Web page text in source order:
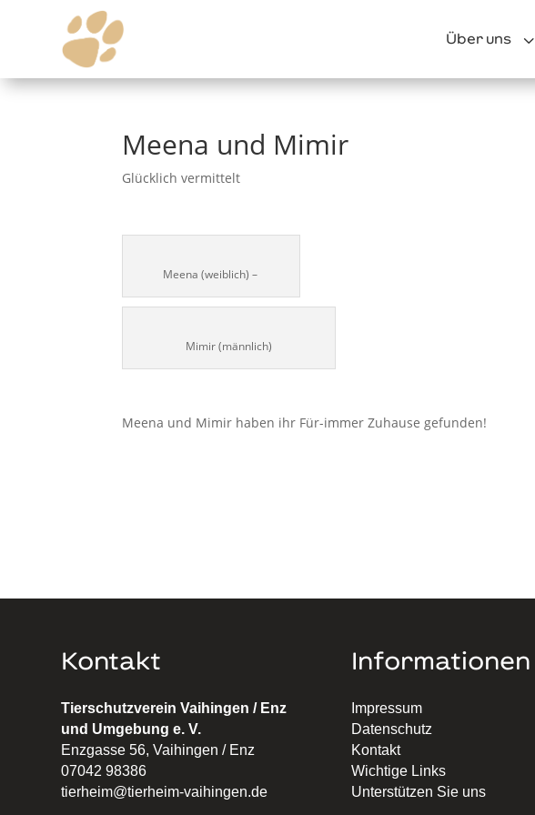
3
Über uns
Meena und Mimir
Glücklich vermittelt
Meena (weiblich) –
Mimir (männlich)
Meena und Mimir haben ihr Für-immer Zuhause gefunden!
Kontakt
Tierschutzverein Vaihingen / Enz
und Umgebung e. V.
Enzgasse 56, Vaihingen / Enz
07042 98386
tierheim@tierheim-vaihingen.de
Informationen
Impressum
Datenschutz
Kontakt
Wichtige Links
Unterstützen Sie uns